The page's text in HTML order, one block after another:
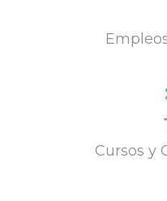
Cursos y